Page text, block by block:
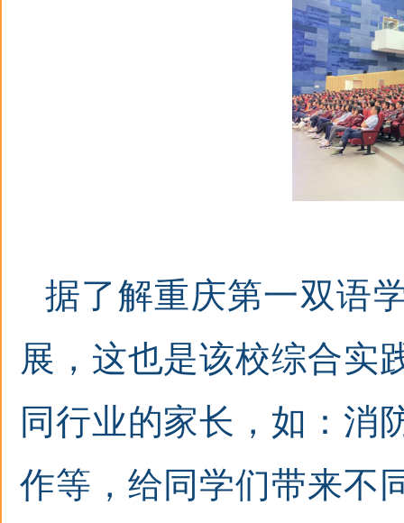
据了解重庆第一双语
展，这也是该校综合实
同行业的家长，如：消
作等，给同学们带来不